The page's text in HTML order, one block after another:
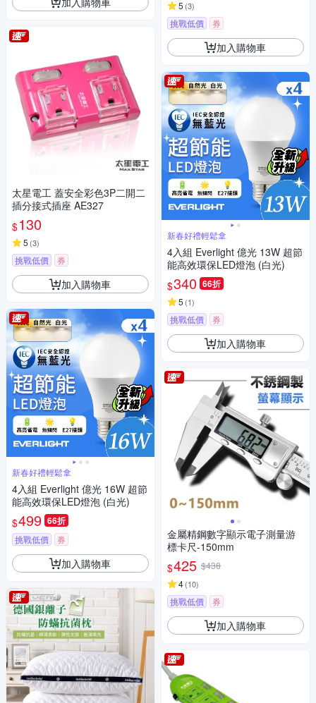
太星電工 蓋安全彩色3P二開二
插分接式插座 AE327
$130
5 (3)
挑戰低價 券
加入購物車
新春好禮輕鬆拿
4入組 Everlight 億光 16W 超節
能高效環保LED燈泡 (白光)
$499 66折
挑戰低價 券
加入購物車
5 (3)
挑戰低價 券
加入購物車
新春好禮輕鬆拿
4入組 Everlight 億光 13W 超節
能高效環保LED燈泡 (白光)
$340 66折
5 (1)
挑戰低價 券
加入購物車
金屬精鋼數字顯示電子測量游
標卡尺-150mm
$425 $438
4(10)
挑戰低價 券
加入購物車